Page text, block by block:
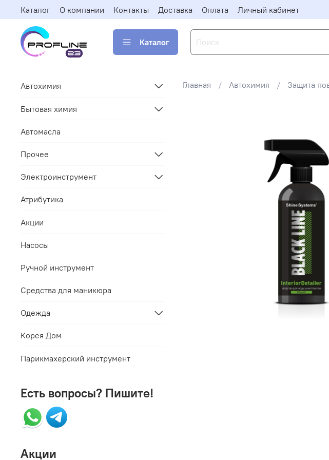
Каталог О компании Контакты Доставка Оплата Личный кабинет
Каталог
Главная Автохимия Защита
Автохимия
Бытовая химия
Автомасла
Прочее
Электроинструмент
Атрибутика
Акции
Насосы
Ручной инструмент
Средства для маникюра
Одежда
Корея Дом
Парикмахерский инструмент
Есть вопросы? Пишите!
Акции